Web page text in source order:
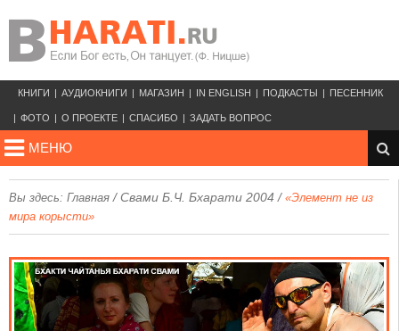
КНИГИ АУДИОКНИГИ МАГАЗИН IN ENGLISH ПОДКАСТЫ ПЕСЕННИК
ФОТО О ПРОЕКТЕ СПАСИБО ЗАДАТЬ ВОПРОС
МЕНЮ
Вы здесь: Главная /Свами Б.Ч. Бхарати 2004 / «Элемент не из
мира корысти»